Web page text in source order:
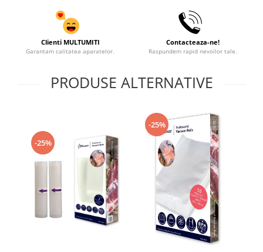
Clienti MULTUMITI
Garantam calitatea aparatelor.
Contacteaza-ne!
Raspundem rapid nevoilor tale.
PRODUSE ALTERNATIVE
-25%
-25%